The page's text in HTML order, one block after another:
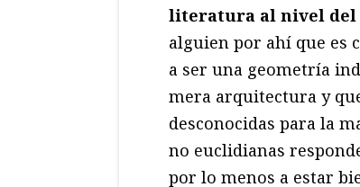
literatura al nivel del
alguien por ahí que es
a ser una geometría
mera arquitectura y
desconocidas para la
no euclidianas
por lo menos a estar